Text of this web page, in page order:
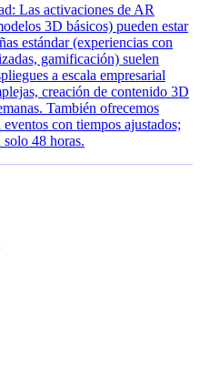
Las activaciones de AR
3D básicos) pueden estar
estándar (experiencias con
gamificación) suelen
a escala empresarial
creación de contenido 3D
También ofrecemos
con tiempos ajustados;
48 horas.